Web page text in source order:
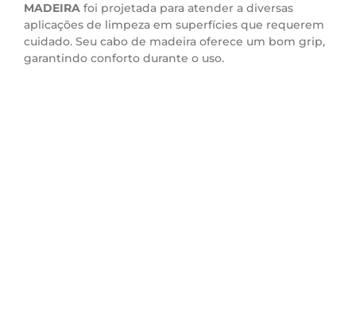
MADEIRA foi projetada para atender a diversas
aplicações de limpeza em superfícies que requerem
cuidado. Seu cabo de madeira oferece um bom grip,
garantindo conforto durante o uso.